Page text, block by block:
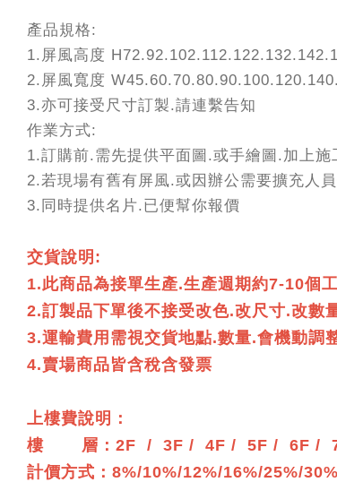
產品規格:
1.屏風高度
2.屏風寬度
3.亦可接受尺寸訂製.請連繫告知
作業方式:
1.訂購前.需先提供平面圖.或手繪圖.加上
2.若現場有舊有屏風.或因辦公需要擴充人
3.同時提供名片.已便幫你報價
交貨說明:
1.此商品為接單生產.生產週期約7-10個
2.訂製品下單後不接受改色.改尺寸.改數
3.運輸費用需視交貨地點.數量.會機動調
4.賣場商品皆含稅含發票
上樓費說明：
樓 層：2F / 3F / 4F / 5F / 6F /
計價方式：8%/10%/12%/16%/25%/